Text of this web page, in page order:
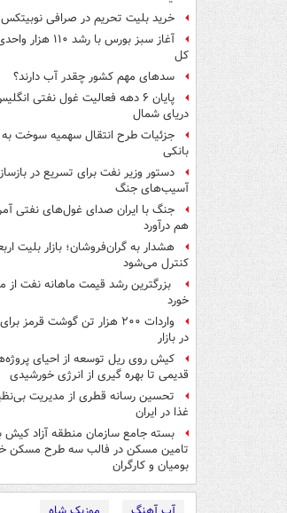
خرید بلیت تحریم در صرافی
آغاز سبز بورس با رشد
کل
سدهای مهم کشور چقدر آب دارند؟
پایان ۶ دهه فعالیت غول نفتی
دریای شمال
جزئیات طرح انتقال سهمیه سوخت
بانکی
دستور وزیر نفت برای تسریع در
آسیب‌های جنگ
جنگ با ایران صدای غول‌های نفتی
هم درآورد
هشدار به گران‌فروشان؛ بازار بلیت
کنترل می‌شود
بزرگترین رشد قیمت ماهانه نفت از
خورد
واردات ۲۰۰ هزار تن گوشت قرمز
در بازار
کیش روی ریل توسعه از احیای
قدیمی تا بهره گیری از انرژی خورشیدی
تحسین رسانه قطری از مدیریت
غذا در ایران
بسته جامع سازمان منطقه آزاد کیش
تامین مسکن در فالب سه طرح مسکن
بومیان و کارگران